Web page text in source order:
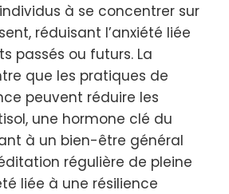
à se concentrer sur
réduisant l’anxiété liée
passés ou futurs. La
que les pratiques de
peuvent réduire les
une hormone clé du
à un bien-être général
régulière de pleine
liée à une résilience